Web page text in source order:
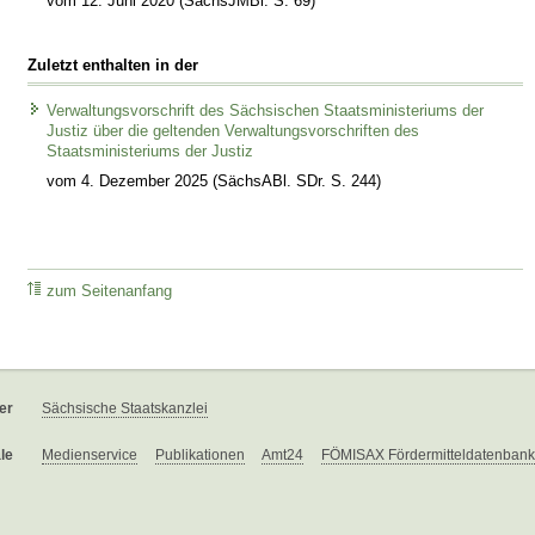
Zuletzt enthalten in der
Verwaltungsvorschrift des Sächsischen Staatsministeriums der
Justiz über die geltenden Verwaltungsvorschriften des
Staatsministeriums der Justiz
vom 4. Dezember 2025 (SächsABl. SDr. S. 244)
zum Seitenanfang
Sächsische Staatskanzlei
Medienservice Publikationen Amt24 FÖMISAX Fördermitteldatenbank